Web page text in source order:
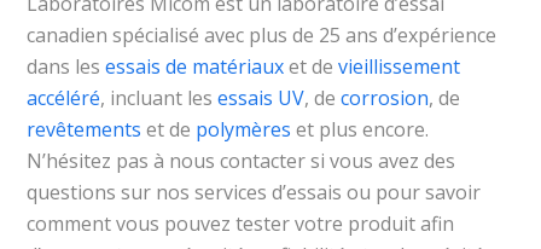
canadien spécialisé avec plus de 25 ans d’expérience
dans lesessais de matériauxet devieillissement
accéléré, incluant lesessais UV, decorrosion, de
revêtements et de polymères et plus encore.
N’hésitez pas à nous contacter si vous avez des
questions sur nos services d’essais ou pour savoir
comment vous pouvez tester votre produit afin